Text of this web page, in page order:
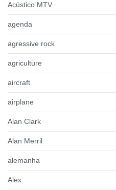
Acústico MTV
agenda
agressive rock
agriculture
aircraft
airplane
Alan Clark
Alan Merril
alemanha
Alex